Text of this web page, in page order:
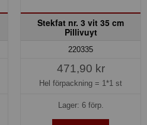
Stekfat nr. 3 vit 35 cm
Pillivuyt
220335
471,90 kr
Hel förpackning = 1*1 st
Lager: 6 förp.